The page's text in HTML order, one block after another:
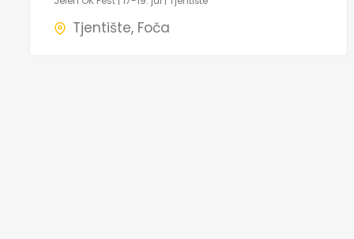
Tjentište, Foča